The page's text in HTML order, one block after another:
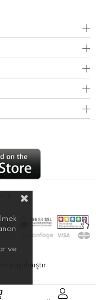
yapılmıştır.
ve